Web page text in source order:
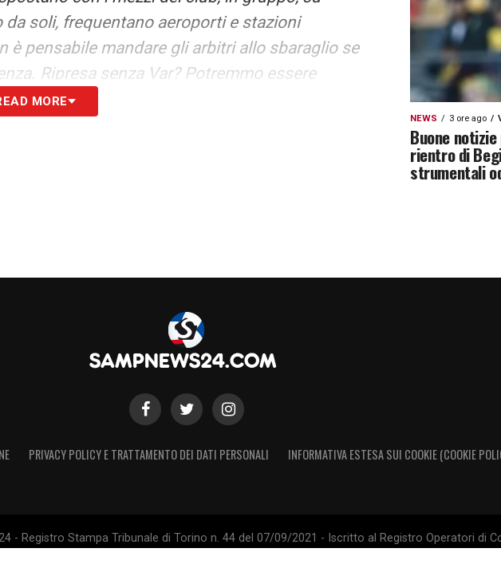
soli, frequentano aeroporti e stazioni
è pensabile mandare gli arbitri allo sbaraglio se
Ripresa senza Var? Potremmo essere
MORE
NEWS 3 ore ago
Buone
rientro di
strumentali
PRIVACY POLICY E TRATTAMENTO DEI DATI PERSONALI INFORMATIVA ESTESA SUI COOKIE (COOKIE
- Registro Stampa Tribunale di Torino n. 44 del 07/09/2021 - Iscritto al Registro Operatori di